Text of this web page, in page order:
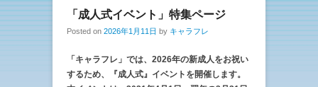
「成人式イベント」特集ページ
Posted on 2026年1月11日 by キャラフレ
「キャラフレ」では、2026年の新成人をお祝い
するため、『成人式』イベントを開催します。